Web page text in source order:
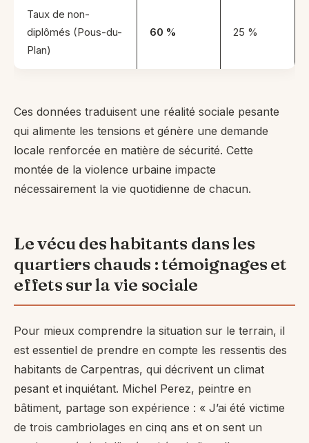
Taux de non-
diplômés (Pous-du-
Plan)
60 % 25 %
Ces données traduisent une réalité sociale pesante
qui alimente les tensions et génère une demande
locale renforcée en matière de sécurité. Cette
montée de la violence urbaine impacte
nécessairement la vie quotidienne de chacun.
Le vécu des habitants dans les
quartiers chauds : témoignages et
effets sur la vie sociale
Pour mieux comprendre la situation sur le terrain, il
est essentiel de prendre en compte les ressentis des
habitants de Carpentras, qui décrivent un climat
pesant et inquiétant. Michel Perez, peintre en
bâtiment, partage son expérience : « J’ai été victime
de trois cambriolages en cinq ans et on sent un